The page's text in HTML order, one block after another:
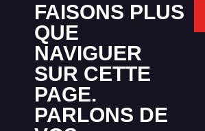
FAISONS PLUS
QUE
NAVIGUER
SUR CETTE
PAGE.
PARLONS DE